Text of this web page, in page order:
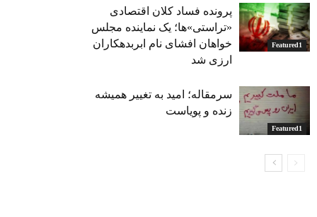
Featured1
پرونده فساد کلان اقتصادی
«تراستی»ها؛ یک نماینده مجلس
خواهان افشای نام ابربدهکاران
ارزی شد
Featured1
سرمقاله؛ امید به تغییر همیشه
زنده و پویاست